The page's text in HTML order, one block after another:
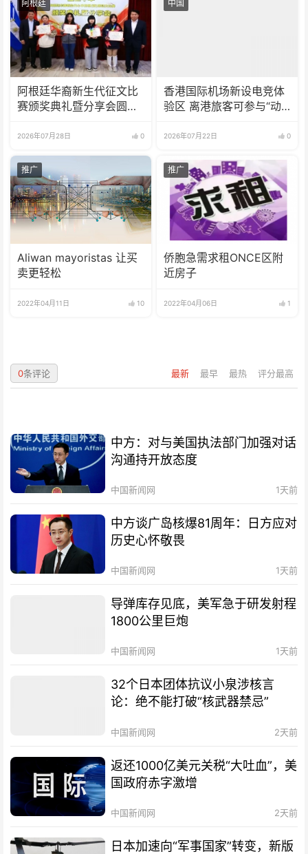
阿根廷
阿根廷华裔新生代征文比
赛颁奖典礼暨分享会圆满
2026年07月28日 0
中国
香港国际机场新设电竞体
验区 离港旅客可参与“动
2026年07月22日 0
推广
Aliwan mayoristas 让买
卖更轻松
2022年04月11日 10
推广
侨胞急需求租ONCE区附
近房子
2022年04月06日 1
最新 最早 最热 评分最高
0条评论
中方：对与美国执法部门加强对话
沟通持开放态度
中国新闻网 1天前
中方谈广岛核爆81周年：日方应对
历史心怀敬畏
中国新闻网 1天前
导弹库存见底，美军急于研发射程
1800公里巨炮
中国新闻网 1天前
32个日本团体抗议小泉涉核言
论：绝不能打破“核武器禁忌”
中国新闻网 2天前
返还1000亿美元关税“大吐血”，美
国政府赤字激增
中国新闻网 2天前
日本加速向“军事国家”转变，新版